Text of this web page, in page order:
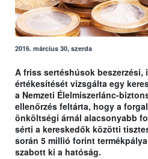
2016. március 30, szerda
A friss sertéshúsok
értékesítését vizsgálta egy
a Nemzeti Élelmiszerlánc-
ellenőrzés feltárta, hogy a
önköltségi árnál alacsonyabb
sérti a kereskedők közötti
során 5 millió forint
szabott ki a hatóság.